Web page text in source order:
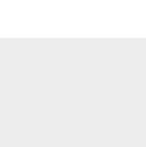
grossen Einschnitt